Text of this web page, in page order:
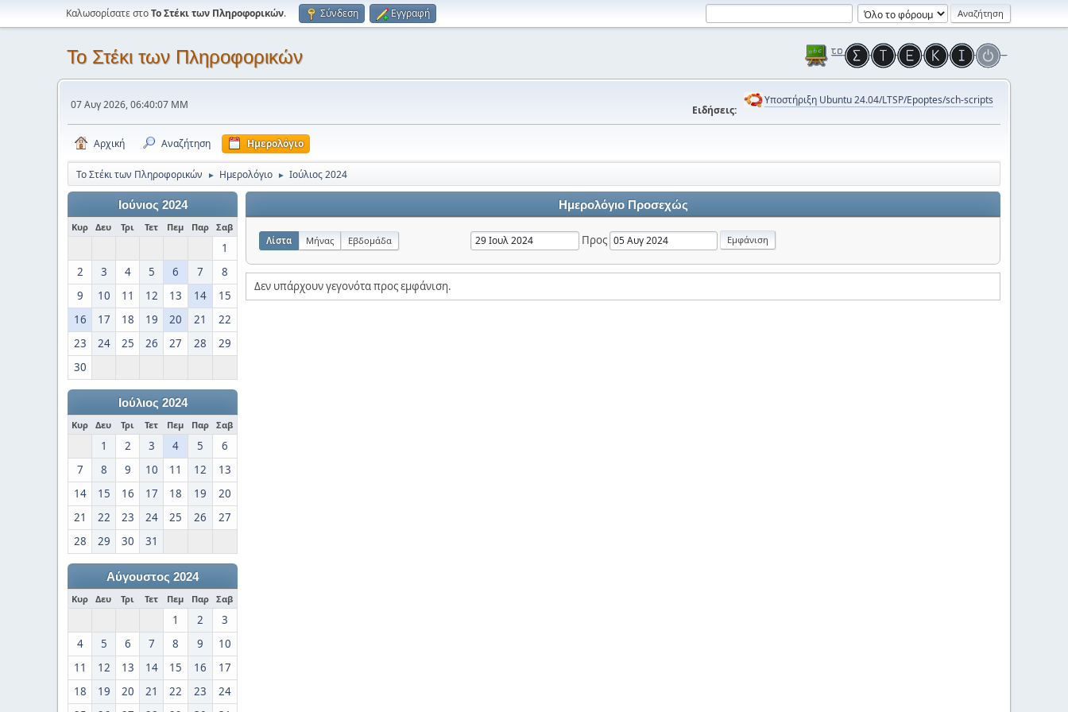
Καλωσορίσατε στοΤο Στέκι των Πληροφορικών. Σύνδεση Εγγραφή
Το Στέκι των Πληροφορικών
07 Αυγ 2026, 06:40:07 ΜΜ Ειδήσεις:
Υποστήριξη Ubuntu 24.04/LTSP/Epoptes/sch-scripts
Αρχική Αναζήτηση Ημερολόγιο
Το Στέκι των Πληροφορικών ► Ημερολόγιο ► Ιούλιος 2024
Ιούνιος 2024
Κυρ Δευ Τρι Τετ Πεμ Παρ Σαβ
1
2
3 4 5 6 7
8
9
10 11 12 13 14
15
16
17 18 19 20 21
22
23
24 25 26 27 28
29
30
Ιούλιος 2024
Κυρ Δευ Τρι Τετ Πεμ Παρ Σαβ
1 2 3 4 5
6
7
8 9 10 11 12
13
14
15 16 17 18 19
20
21
22 23 24 25 26
27
28
29 30 31
Αύγουστος 2024
Κυρ Δευ Τρι Τετ Πεμ Παρ Σαβ
1 2
3
4
5 6 7 8 9
10
11
12 13 14 15 16
17
18
19 20 21 22 23
24
Ημερολόγιο Προσεχώς
Λίστα Μήνας Εβδομάδα Προς
Δεν υπάρχουν γεγονότα προς εμφάνιση.